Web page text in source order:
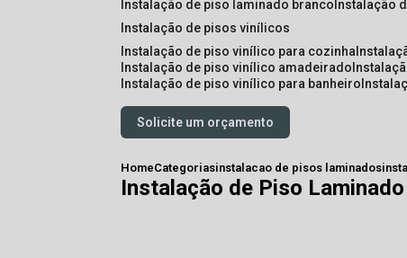
instalação de piso laminado branco instalação
instalação de pisos vinílicos
instalação de piso vinílico para cozinha
instalação de piso vinílico amadeirado
instalação de piso vinílico para banheiro
Solicite um orçamento
HomeCategoriasinstalacao de pisos laminados
Instalação de Piso